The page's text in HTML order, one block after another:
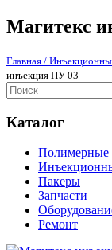
Магитекс
Главная /
инъекция ПУ 03
Каталог
Полимерные
Пакеры
Запчасти
Ремонт